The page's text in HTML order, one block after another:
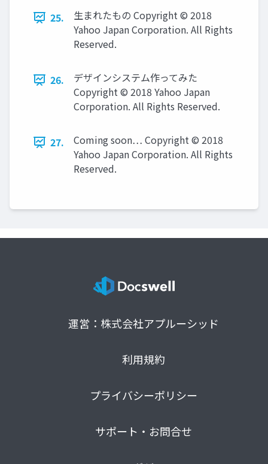
25.
生まれたもの Copyright © 2018
Yahoo Japan Corporation. All Rights
Reserved.
26.
デザインシステム作ってみた
Copyright © 2018 Yahoo Japan
Corporation. All Rights Reserved.
27.
Coming soon… Copyright © 2018
Yahoo Japan Corporation. All Rights
Reserved.
運営：株式会社アプルーシッド
利用規約
プライバシーポリシー
サポート・お問合せ